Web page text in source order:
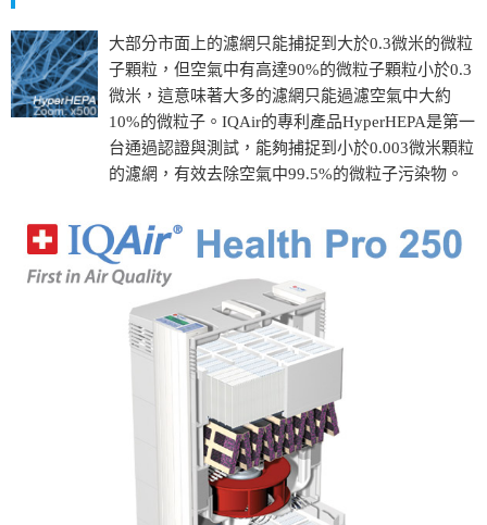
大部分市面上的濾網只能捕捉到大於0.3微米的微粒
子顆粒，但空氣中有高達90%的微粒子顆粒小於0.3
微米，這意味著大多的濾網只能過濾空氣中大約
10%的微粒子。IQAir的專利產品HyperHEPA是第一
台通過認證與測試，能夠捕捉到小於0.003微米顆粒
的濾網，有效去除空氣中99.5%的微粒子污染物。